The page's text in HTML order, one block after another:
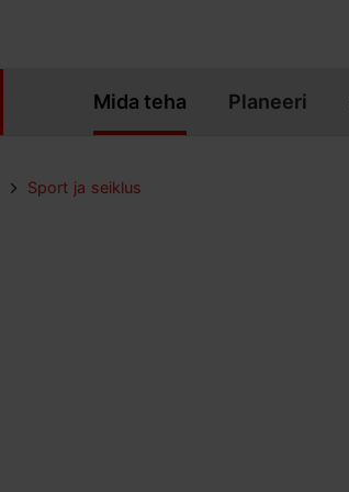
Mida teha Planeeri
Sport ja seiklus